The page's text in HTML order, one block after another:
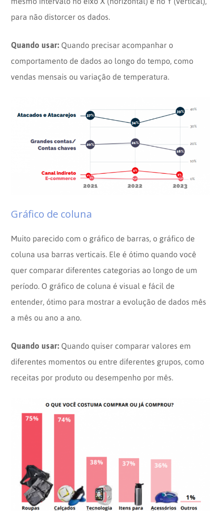
para não distorcer os dados.
Quando usar: Quando precisar acompanhar o
comportamento de dados ao longo do tempo, como
vendas mensais ou variação de temperatura.
Gráfico de coluna
Muito parecido com o gráfico de barras, o gráfico de
coluna usa barras verticais. Ele é ótimo quando você
quer comparar diferentes categorias ao longo de um
período. O gráfico de coluna é visual e fácil de
entender, ótimo para mostrar a evolução de dados mês
a mês ou ano a ano.
Quando usar: Quando quiser comparar valores em
diferentes momentos ou entre diferentes grupos, como
receitas por produto ou desempenho por mês.